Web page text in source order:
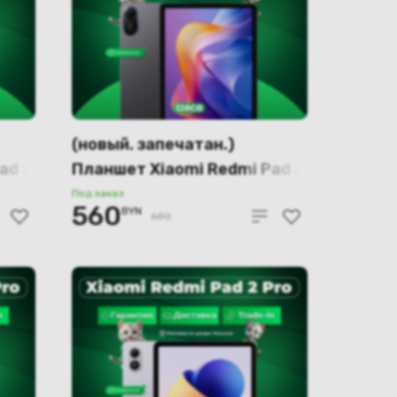
2
(новый. запечатан.)
Планшет Xiaomi Redmi Pad 2
4GB/128GB Wi-Fi
международная версия
Под заказ
560BYN 680